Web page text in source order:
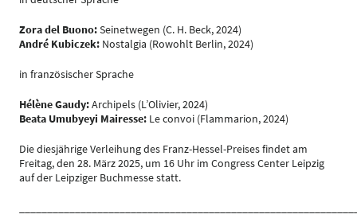
Zora del Buono:Seinetwegen (C. H. Beck, 2024)
André Kubiczek: Nostalgia (Rowohlt Berlin, 2024)
in französischer Sprache
Hélène Gaudy:Archipels (L’Olivier, 2024)
Beata Umubyeyi Mairesse: Le convoi (Flammarion, 2024)
Die diesjährige Verleihung des Franz-Hessel-Preises findet am
Freitag, den 28. März 2025, um 16 Uhr im Congress Center Leipzig
auf der Leipziger Buchmesse statt.